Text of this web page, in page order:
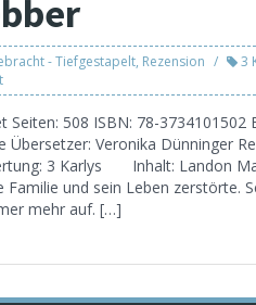
- Tiefgestapelt, Rezension 3
Seiten: 508 ISBN: 78-3734101502
Übersetzer: Veronika Dünninger
3 Karlys Inhalt: Landon
und sein Leben zerstörte.
mehr auf. […]